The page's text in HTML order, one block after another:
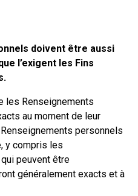
doivent être aussi
l’exigent les Fins
les Renseignements
au moment de leur
personnels
y compris les
peuvent être
généralement exacts et à